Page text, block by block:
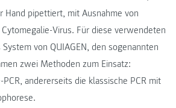
Hand pipettiert, mit Ausnahme von
Virus. Für diese verwendeten
von QUIAGEN, den sogenannten
zwei Methoden zum Einsatz:
andererseits die klassische PCR mit